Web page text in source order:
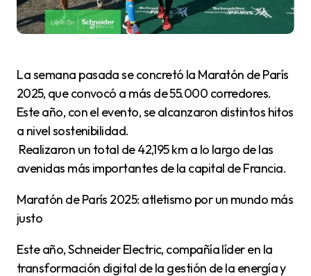
La semana pasada se concretó la Maratón de París
2025, que convocó a más de 55.000 corredores.
Este año, con el evento, se alcanzaron distintos hitos
a nivel sostenibilidad.
Realizaron un total de 42,195 km a lo largo de las
avenidas más importantes de la capital de Francia.
Maratón de París 2025: atletismo por un mundo más
justo
Este año, Schneider Electric, compañía líder en la
transformación digital de la gestión de la energía y